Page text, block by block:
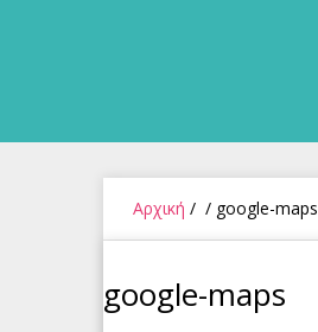
Αρχική / / google-maps
google-maps